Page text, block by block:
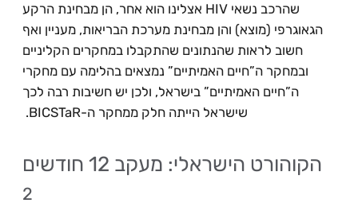
שהרכב נשאי HIV אצלינו הוא אחר, הן מבחינת הרקע
הגאוגרפי (מוצא) והן מבחינת מערכת הבריאות, מעניין ואף
חשוב לראות שהנתונים שהתקבלו במחקרים הקליניים
ובמחקר ה”חיים האמיתיים” נמצאים בהלימה עם מחקרי
ה”חיים האמיתיים” בישראל, ולכן יש חשיבות רבה לכך
שישראל הייתה חלק ממחקר ה-BICSTaR.
הקוהורט הישראלי: מעקב 12 חודשים
2